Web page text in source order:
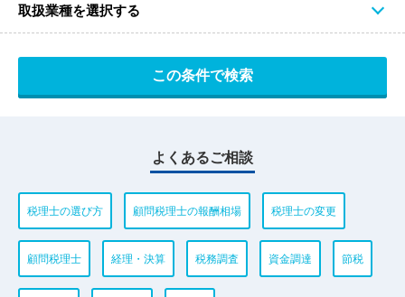
取扱業種を選択する
よくあるご相談
税理士の選び方 顧問税理士の報酬相場 税理士の変更
顧問税理士 経理・決算 税務調査 資金調達 節税